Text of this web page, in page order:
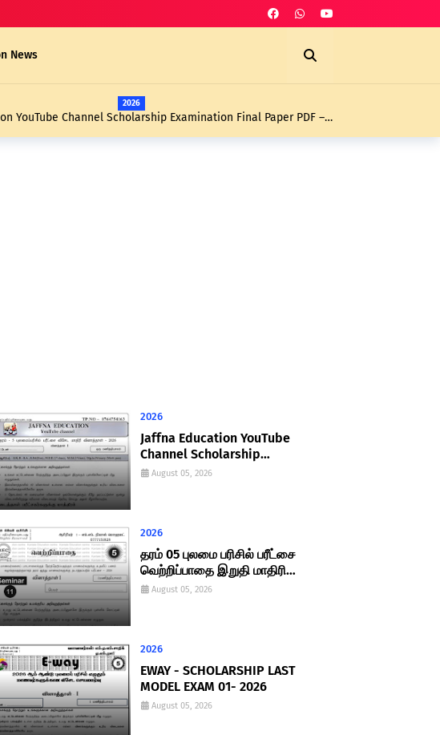
News
2026
YouTube Channel Scholarship Examination Final Paper PDF –
2026
Jaffna Education YouTube
Channel Scholarship
Examination Final Paper PDF –
August 05, 2026
2026
தரம் 05 புலமை பரிசில் பரீட்சை
வெற்றிப்பாதை இறுதி மாதிரி
வினாத்தாள் - விடைகளுடன் ( 11 )
August 05, 2026
2026
EWAY - SCHOLARSHIP LAST
MODEL EXAM 01- 2026
August 05, 2026